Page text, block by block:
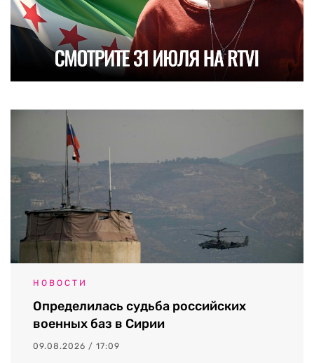
НОВОСТИ
Определилась судьба российских
военных баз в Сирии
09.08.2026 / 17:09